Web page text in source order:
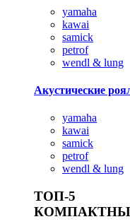
yamaha
kawai
samick
petrof
wendl & lung
Акустические
yamaha
kawai
samick
petrof
wendl & lung
ТОП-5